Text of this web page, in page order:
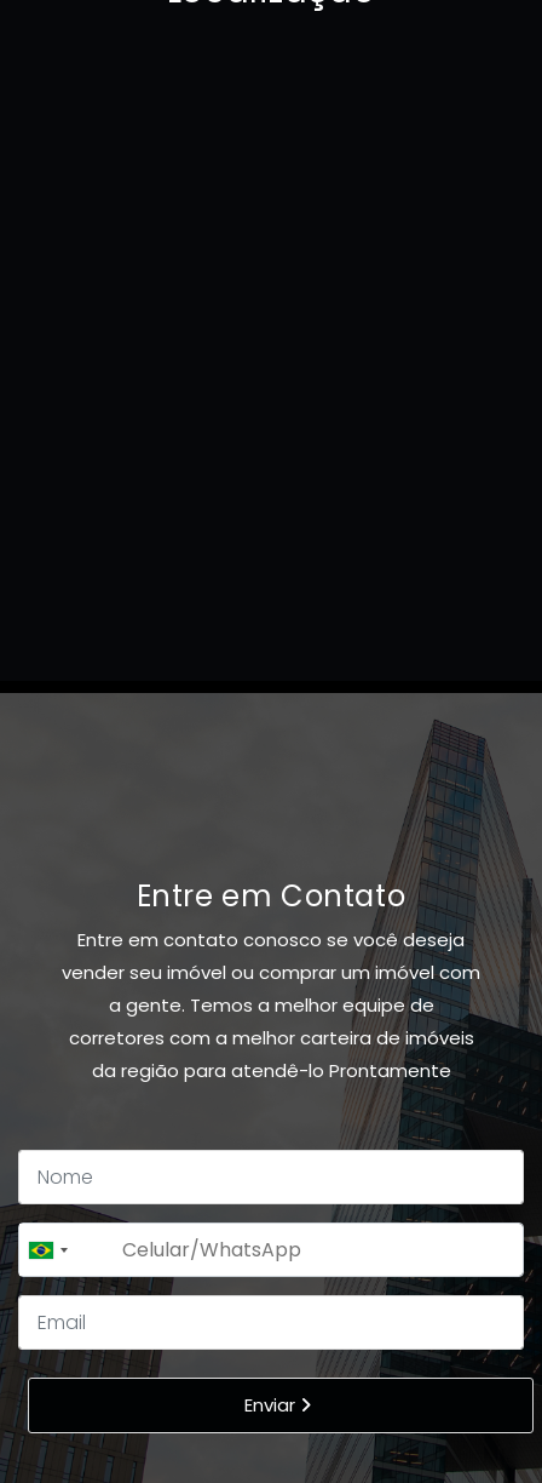
Entre em Contato
Entre em contato conosco se você deseja
vender seu imóvel ou comprar um imóvel com
a gente. Temos a melhor equipe de
corretores com a melhor carteira de imóveis
da região para atendê-lo Prontamente
Brazil
+55
Enviar